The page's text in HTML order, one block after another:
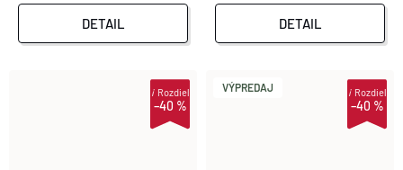
DETAIL DETAIL
–40 %
iRozdiel VÝPREDAJ
–40 %
iRozdiel